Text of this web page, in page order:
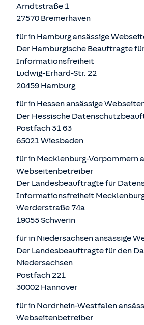
Arndtstraße 1
27570 Bremerhaven
für in Hamburg ansässige
Der Hamburgische Beauftragte
Informationsfreiheit
Ludwig-Erhard-Str. 22
20459 Hamburg
für in Hessen ansässige
Der Hessische
Postfach 31 63
65021 Wiesbaden
für in Mecklenburg-Vorpommern
Webseitenbetreiber
Der Landesbeauftragte für
Informationsfreiheit
Werderstraße 74a
19055 Schwerin
für in Niedersachsen ansässige
Der Landesbeauftragte für den
Niedersachsen
Postfach 221
30002 Hannover
für in Nordrhein-Westfalen
Webseitenbetreiber